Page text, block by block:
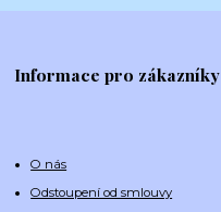
Informace pro zákazníky
O nás
Odstoupení od smlouvy